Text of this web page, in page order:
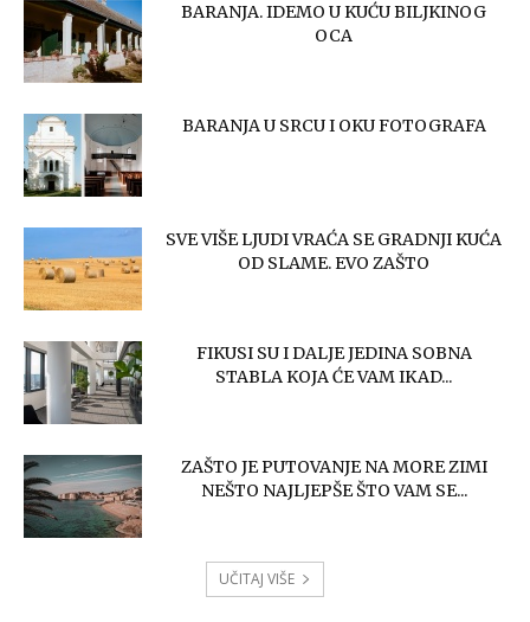
BARANJA. IDEMO U KUĆU BILJKINOG
OCA
BARANJA U SRCU I OKU FOTOGRAFA
SVE VIŠE LJUDI VRAĆA SE GRADNJI KUĆA
OD SLAME. EVO ZAŠTO
FIKUSI SU I DALJE JEDINA SOBNA
STABLA KOJA ĆE VAM IKAD...
ZAŠTO JE PUTOVANJE NA MORE ZIMI
NEŠTO NAJLJEPŠE ŠTO VAM SE...
UČITAJ VIŠE